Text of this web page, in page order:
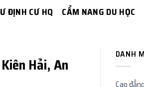
ĐỊNH CƯ HQ CẨM NANG DU HỌC
Hải, An
DANH
Cao